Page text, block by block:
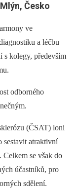
Česko
ve
a léčbu
s kolegy, především
odborného
(ČSAT) loni
sestavit atraktivní
se však do
účastníků, pro
sdělení.